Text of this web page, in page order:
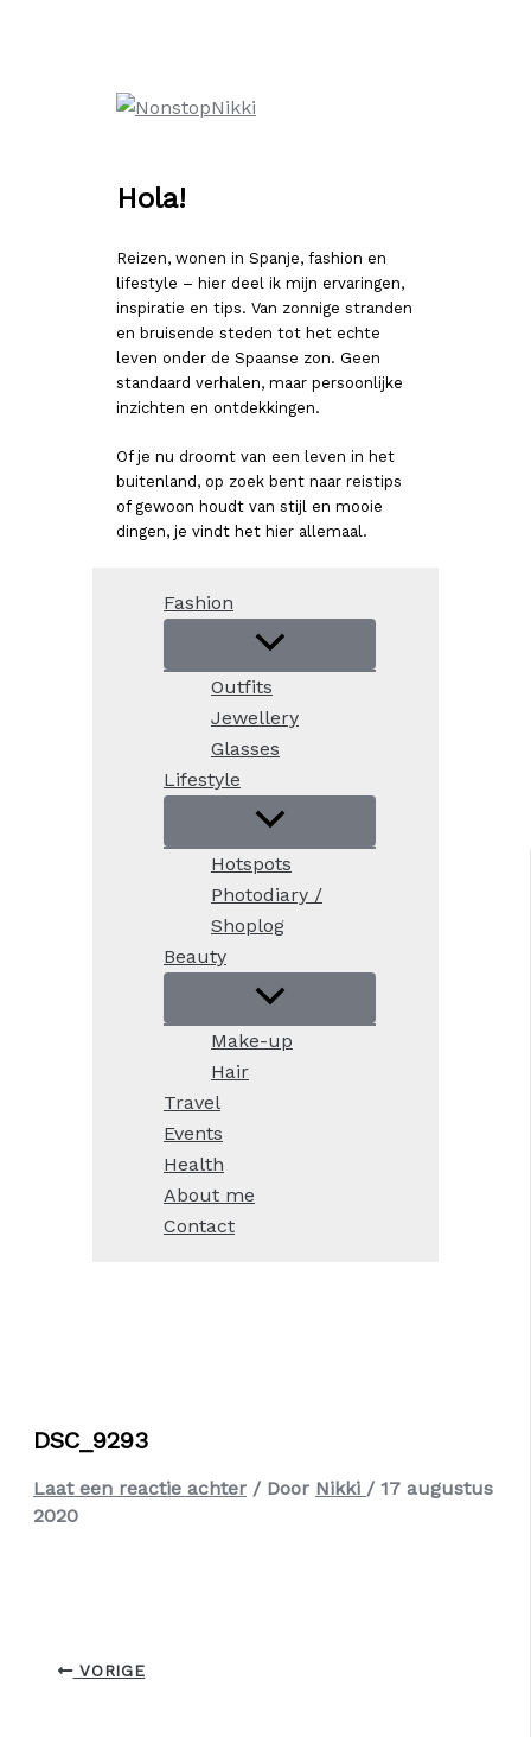
Hola!
Reizen, wonen in Spanje, fashion en
lifestyle – hier deel ik mijn ervaringen,
inspiratie en tips. Van zonnige stranden
en bruisende steden tot het echte
leven onder de Spaanse zon. Geen
standaard verhalen, maar persoonlijke
inzichten en ontdekkingen.
Of je nu droomt van een leven in het
buitenland, op zoek bent naar reistips
of gewoon houdt van stijl en mooie
dingen, je vindt het hier allemaal.
Fashion
Outfits
Jewellery
Glasses
Lifestyle
Hotspots
Photodiary /
Shoplog
Beauty
Make-up
Hair
Travel
Events
Health
About me
Contact
DSC_9293
Laat een reactie achter / Door Nikki / 17 augustus
2020
VORIGE